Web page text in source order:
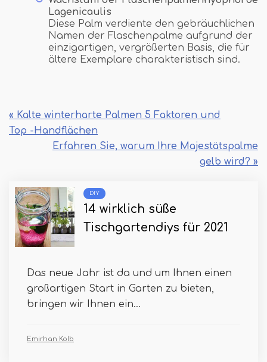
Lagenicaulis
Diese Palm verdiente den gebräuchlichen
Namen der Flaschenpalme aufgrund der
einzigartigen, vergrößerten Basis, die für
ältere Exemplare charakteristisch sind.
« Kalte winterharte Palmen 5 Faktoren und
Top -Handflächen
Erfahren Sie, warum Ihre Majestätspalme
gelb wird? »
DIY
14 wirklich süße
Tischgartendiys für 2021
Das neue Jahr ist da und um Ihnen einen
großartigen Start in Garten zu bieten,
bringen wir Ihnen ein...
Emirhan Kolb